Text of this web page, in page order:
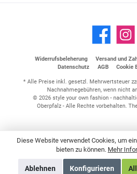
Widerrufsbeleherung Versand und
Datenschutz
AGB Cookie
* Alle Preise inkl. gesetzl. Mehrwertsteuer
Nachnahmegebühren, wenn nicht
© 2026 style your own fashion -
Oberpfalz - Alle Rechte vorbehalten.
Diese Website verwendet Cookies, um
bieten zu können. Mehr
Ablehnen Konfigurieren